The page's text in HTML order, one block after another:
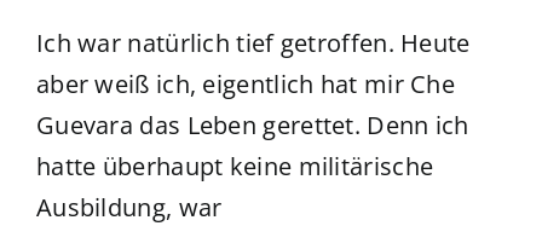
Ich war natürlich tief getroffen. Heute
aber weiß ich, eigentlich hat mir Che
Guevara das Leben gerettet. Denn ich
hatte überhaupt keine militärische
Ausbildung, war